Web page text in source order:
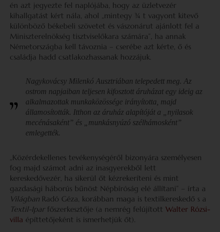
én azt jegyezte fel naplójába, hogy az üzletvezér
kihallgatást kért nála, ahol „mintegy ¾ t vagyont kitevő
különböző békebeli szövetet és vászonárut ajánlott fel a
Miniszterelnökség tisztviselőkara számára”, ha annak
Németországba kell távoznia – cserébe azt kérte, ő és
családja hadd csatlakozhassanak hozzájuk.
Nagykovácsy Milenkó Ausztriában telepedett meg. Az
ostrom napjaiban teljesen kifosztott áruházat egy ideig az
alkalmazottak munkaközössége irányította, majd
államosították. Itthon az áruház alapítóját a „nyilasok
mecénásaként” és „munkásnyúzó szélhámosként”
emlegették.
„Közérdekellenes tevékenységéről bizonyára személyesen
fog majd számot adni az inasgyerekből lett
kereskedővezér, ha sikerül őt kézrekeríteni és mint
gazdasági háborús bűnöst Népbíróság elé állítani” – írta a
Világban Radó Géza, korábban maga is textilkereskedő s a
Textil-Ipar főszerkesztője (a nemrég felújított Walter Rózsi-
villa építtetőjeként is ismerhetjük őt).